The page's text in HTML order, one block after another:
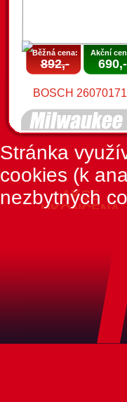
AKCE
UKONČENA
Běžná cena:
892,-
Akční
690,-
Stránka
cookies (k
nezbytných